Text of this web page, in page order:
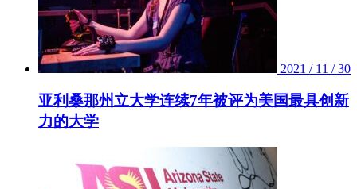
2021 / 11 / 30
亚利桑那州立大学连续7年被评为美国最具创新
力的大学